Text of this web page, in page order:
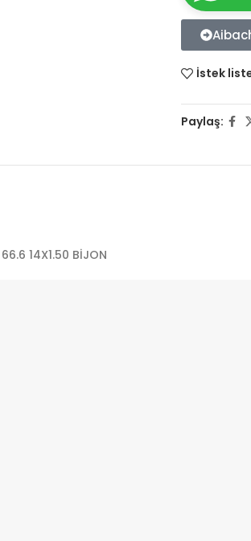
İstek
Paylaş:
14X1.50 BİJON